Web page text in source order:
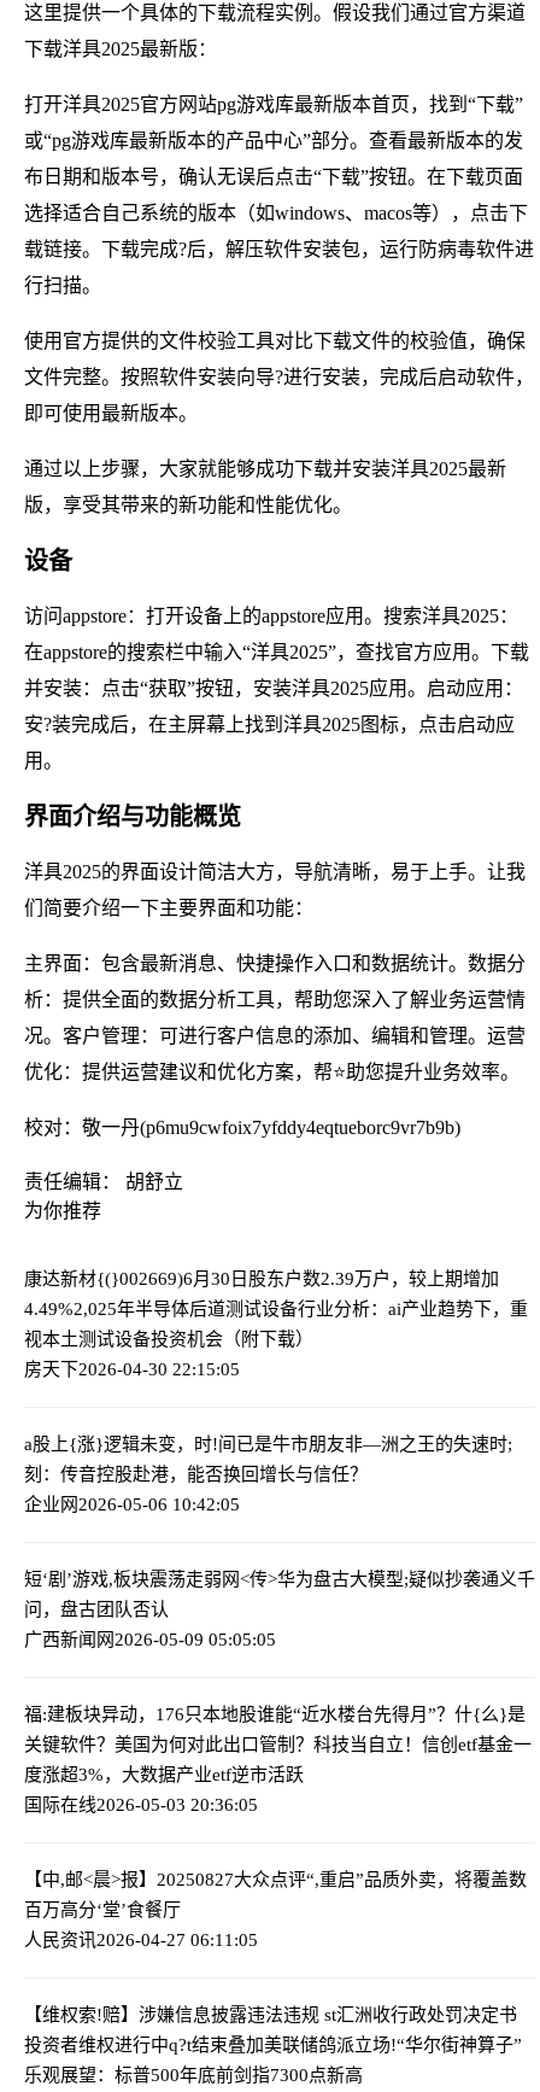
这里提供一个具体的下载流程实例。假设我们通过官方渠道
下载洋具2025最新版：
打开洋具2025官方网站pg游戏库最新版本首页，找到“下载”
或“pg游戏库最新版本的产品中心”部分。查看最新版本的发
布日期和版本号，确认无误后点击“下载”按钮。在下载页面
选择适合自己系统的版本（如windows、macos等），点击下
载链接。下载完成?后，解压软件安装包，运行防病毒软件进
行扫描。
使用官方提供的文件校验工具对比下载文件的校验值，确保
文件完整。按照软件安装向导?进行安装，完成后启动软件，
即可使用最新版本。
通过以上步骤，大家就能够成功下载并安装洋具2025最新
版，享受其带来的新功能和性能优化。
设备
访问appstore：打开设备上的appstore应用。搜索洋具2025：
在appstore的搜索栏中输入“洋具2025”，查找官方应用。下载
并安装：点击“获取”按钮，安装洋具2025应用。启动应用：
安?装完成后，在主屏幕上找到洋具2025图标，点击启动应
用。
界面介绍与功能概览
洋具2025的界面设计简洁大方，导航清晰，易于上手。让我
们简要介绍一下主要界面和功能：
主界面：包含最新消息、快捷操作入口和数据统计。数据分
析：提供全面的数据分析工具，帮助您深入了解业务运营情
况。客户管理：可进行客户信息的添加、编辑和管理。运营
优化：提供运营建议和优化方案，帮⭐助您提升业务效率。
校对：敬一丹(p6mu9cwfoix7yfddy4eqtueborc9vr7b9b)
责任编辑： 胡舒立
为你推荐
康达新材{(}002669)6月30日股东户数2.39万户，较上期增加
4.49%2,025年半导体后道测试设备行业分析：ai产业趋势下，重
视本土测试设备投资机会（附下载）
房天下2026-04-30 22:15:05
a股上{涨}逻辑未变，时!间已是牛市朋友非—洲之王的失速时;
刻：传音控股赴港，能否换回增长与信任？
企业网2026-05-06 10:42:05
短‘剧’游戏,板块震荡走弱网<传>华为盘古大模型;疑似抄袭通义千
问，盘古团队否认
广西新闻网2026-05-09 05:05:05
福:建板块异动，176只本地股谁能“近水楼台先得月”？ 什{么}是
关键软件？美国为何对此出口管制？科技当自立！信创etf基金一
度涨超3%，大数据产业etf逆市活跃
国际在线2026-05-03 20:36:05
【中,邮<晨>报】20250827大众点评“,重启”品质外卖，将覆盖数
百万高分‘堂’食餐厅
人民资讯2026-04-27 06:11:05
【维权索!赔】涉嫌信息披露违法违规 st汇洲收行政处罚决定书
投资者维权进行中q?t结束叠加美联储鸽派立场!“华尔街神算子”
乐观展望：标普500年底前剑指7300点新高